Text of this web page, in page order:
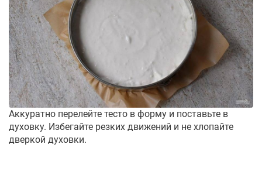
Аккуратно перелейте тесто в форму и поставьте в
духовку. Избегайте резких движений и не хлопайте
дверкой духовки.